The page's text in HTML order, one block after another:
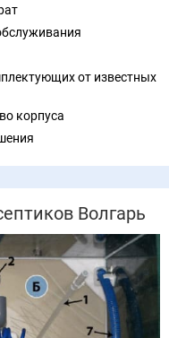
от известных
корпуса
Волгарь